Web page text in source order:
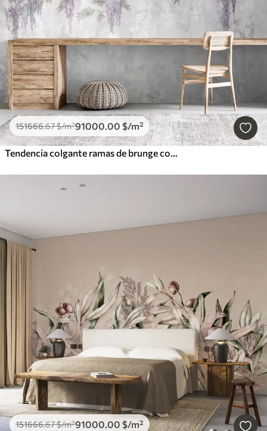
151666.67$/m²91000.00 $/m²
Tendencia colgante ramas de brunge con colores morados
151666.67$/m²91000.00 $/m²